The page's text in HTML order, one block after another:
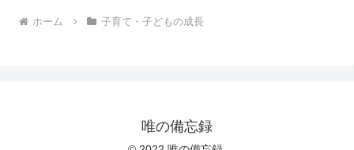
ホーム 子育て・子どもの成長
唯の備忘録